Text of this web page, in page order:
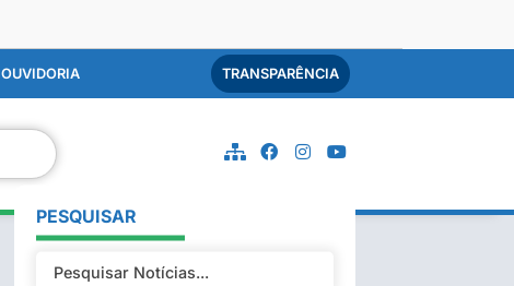
OUVIDORIA TRANSPARÊNCIA
PESQUISAR